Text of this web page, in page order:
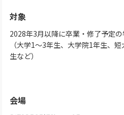
対象
2028年3月以降に卒業・修了予定の
（大学1～3年生、大学院1年生、
生など）
会場